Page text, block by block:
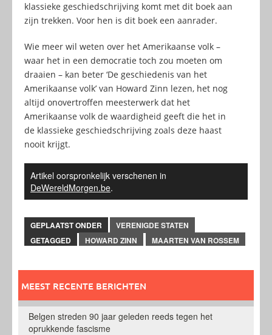
klassieke geschiedschrijving komt met dit boek aan
zijn trekken. Voor hen is dit boek een aanrader.
Wie meer wil weten over het Amerikaanse volk –
waar het in een democratie toch zou moeten om
draaien – kan beter ‘De geschiedenis van het
Amerikaanse volk’ van Howard Zinn lezen, het nog
altijd onovertroffen meesterwerk dat het
Amerikaanse volk de waardigheid geeft die het in
de klassieke geschiedschrijving zoals deze haast
nooit krijgt.
Artikel oorspronkelijk verschenen in
DeWereldMorgen.be.
GEPLAATST ONDER
VERENIGDE STATEN
GETAGGED
HOWARD ZINN MAARTEN VAN ROSSEM
MEEST RECENTE BERICHTEN
Belgen streden 90 jaar geleden reeds tegen het
oprukkende fascisme